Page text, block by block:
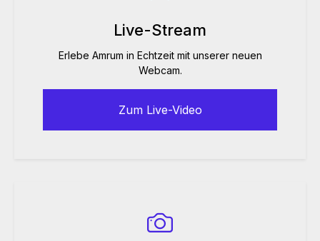
Live-Stream
Erlebe Amrum in Echtzeit mit unserer neuen
Webcam.
Zum Live-Video